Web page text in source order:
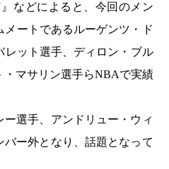
などによると、今回のメン
ートであるルーゲンツ・ド
レット選手、ディロン・ブル
・マサリン選手らNBAで実績
選手、アンドリュー・ウィ
ー外となり、話題となって